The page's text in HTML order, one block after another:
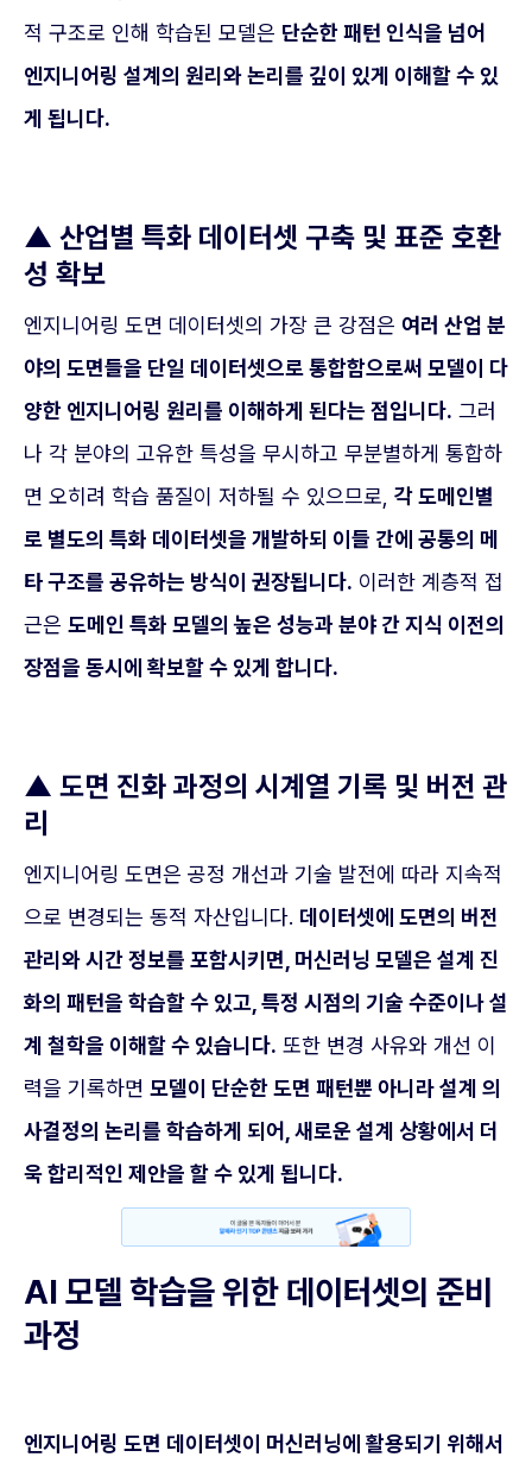
적 구조로 인해 학습된 모델은 단순한 패턴 인식을 넘어
엔지니어링 설계의 원리와 논리를 깊이 있게 이해할 수 있
게 됩니다.
▲ 산업별 특화 데이터셋 구축 및 표준 호환
성 확보
엔지니어링 도면 데이터셋의 가장 큰 강점은 여러 산업 분
야의 도면들을 단일 데이터셋으로 통합함으로써 모델이 다
양한 엔지니어링 원리를 이해하게 된다는 점입니다. 그러
나 각 분야의 고유한 특성을 무시하고 무분별하게 통합하
면 오히려 학습 품질이 저하될 수 있으므로, 각 도메인별
로 별도의 특화 데이터셋을 개발하되 이들 간에 공통의 메
타 구조를 공유하는 방식이 권장됩니다. 이러한 계층적 접
근은 도메인 특화 모델의 높은 성능과 분야 간 지식 이전의
장점을 동시에 확보할 수 있게 합니다.
▲ 도면 진화 과정의 시계열 기록 및 버전 관
리
엔지니어링 도면은 공정 개선과 기술 발전에 따라 지속적
으로 변경되는 동적 자산입니다. 데이터셋에 도면의 버전
관리와 시간 정보를 포함시키면, 머신러닝 모델은 설계 진
화의 패턴을 학습할 수 있고, 특정 시점의 기술 수준이나 설
계 철학을 이해할 수 있습니다. 또한 변경 사유와 개선 이
력을 기록하면 모델이 단순한 도면 패턴뿐 아니라 설계 의
사결정의 논리를 학습하게 되어, 새로운 설계 상황에서 더
욱 합리적인 제안을 할 수 있게 됩니다.
AI 모델 학습을 위한 데이터셋의 준비
과정
엔지니어링 도면 데이터셋이 머신러닝에 활용되기 위해서